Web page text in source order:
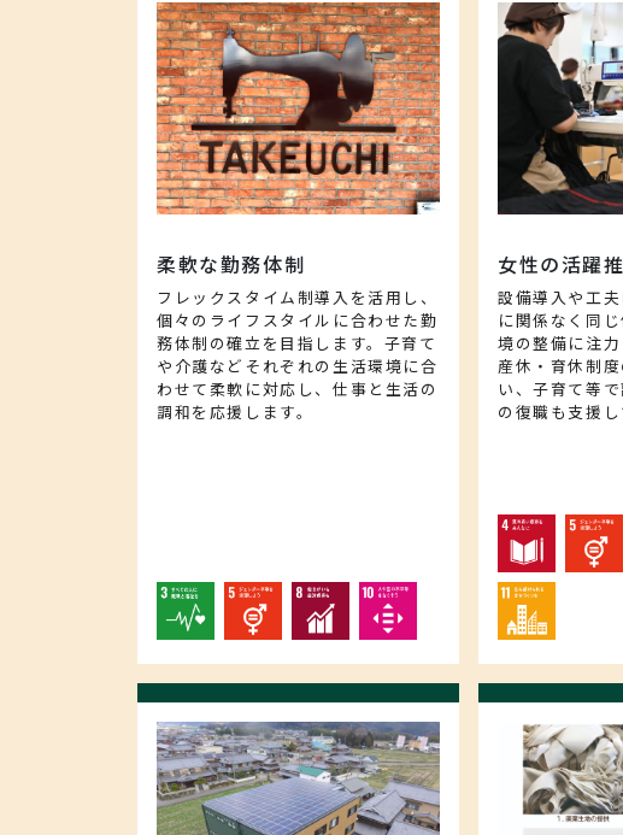
柔軟な勤務体制
フレックスタイム制導入を活用し、
個々のライフスタイルに合わせた勤
務体制の確立を目指します。子育て
や介護などそれぞれの生活環境に合
わせて柔軟に対応し、仕事と生活の
調和を応援します。
女性の活躍
設備導入や工
に関係なく同
境の整備に注力
産休・育休制
い、子育て等
の復職も支援し